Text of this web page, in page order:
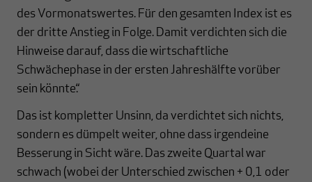
des Vormonatswertes. Für den gesamten Index ist es
der dritte Anstieg in Folge. Damit verdichten sich die
Hinweise darauf, dass die wirtschaftliche
Schwächephase in der ersten Jahreshälfte vorüber
sein könnte.“
Das ist kompletter Unsinn, da verdichtet sich nichts,
sondern es dümpelt weiter, ohne dass irgendeine
Besserung in Sicht wäre. Das zweite Quartal war
schwach (wobei der Unterschied zwischen + 0,1 oder